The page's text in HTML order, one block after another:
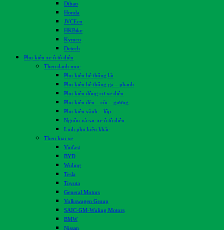
Dibao
Honda
JVCEco
HKBike
Kymco
Detech
Phụ kiện xe ô tô điện
Theo danh mục
Phụ kiện hệ thống lái
Phụ kiện hệ thống ga – phanh
Phụ kiện động cơ xe điện
Phụ kiện đèn – còi – gương
Phụ kiện vành – lốp
Nguồn và sạc xe ô tô điện
Linh phụ kiện khác
Theo loại xe
Vinfast
BYD
Wuling
Tesla
Toyota
General Motors
Volkswagen Group
SAIC-GM-Wuling Motors
BMW
Nissan